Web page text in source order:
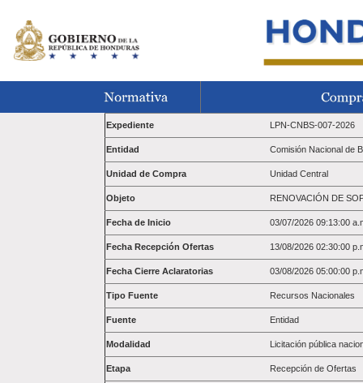
Expediente LPN-CNBS-007-2026
Entidad Comisión Nacional de
Unidad de Compra Unidad Central
Objeto RENOVACIÓN DE
Fecha de Inicio 03/07/2026 09:13:00
Fecha Recepción Ofertas 13/08/2026 02:30:00
Fecha Cierre Aclaratorias 03/08/2026 05:00:00
Tipo Fuente Recursos Nacionales
Fuente Entidad
Modalidad Licitación pública
Etapa Recepción de Ofertas